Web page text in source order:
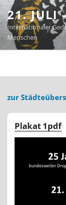
Zum
Inhalt
springen
21. JULI
Internationaler
Menschen
zur
Plakat 1pdf